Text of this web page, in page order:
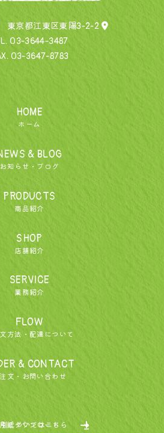
東京都江東区東陽3-2-2
03-3644-3487
03-3647-8783
HOME
ホーム
& BLOG
お知らせ・ブログ
PRODUCTS
商品紹介
SHOP
店舗紹介
SERVICE
業務紹介
FLOW
方法・配達について
& CONTACT
文・お問い合わせ
についてはこちら
紙ダウンロード